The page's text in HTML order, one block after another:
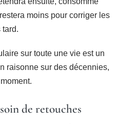
moins pour corriger les
tard.
sur toute une vie est un
raisonne sur des décennies,
de retouches